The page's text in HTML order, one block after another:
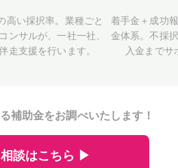
高い採択率。業種ごと
ンサルが、一社一社、
走支援を行います。
着手金＋成功
金体系。不採
入金までサ
補助金をお調べいたします！
談はこちら ▶